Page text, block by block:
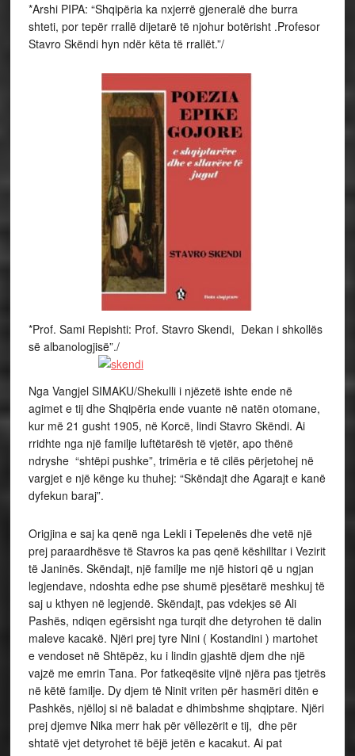
*Arshi PIPA: “Shqipëria ka nxjerrë gjeneralë dhe burra
shteti, por tepër rrallë dijetarë të njohur botërisht .Profesor
Stavro Skëndi hyn ndër këta të rrallët.”/
*Prof. Sami Repishti: Prof. Stavro Skendi, Dekan i shkollës
së albanologjisë”./
Nga Vangjel SIMAKU/Shekulli i njëzetë ishte ende në
agimet e tij dhe Shqipëria ende vuante në natën otomane,
kur më 21 gusht 1905, në Korcë, lindi Stavro Skëndi. Ai
rridhte nga një familje luftëtarësh të vjetër, apo thënë
ndryshe “shtëpi pushke”, trimëria e të cilës përjetohej në
vargjet e një kënge ku thuhej: “Skëndajt dhe Agarajt e kanë
dyfekun baraj”.
Origjina e saj ka qenë nga Lekli i Tepelenës dhe vetë një
prej paraardhësve të Stavros ka pas qenë këshilltar i Vezirit
të Janinës. Skëndajt, një familje me një histori që u ngjan
legjendave, ndoshta edhe pse shumë pjesëtarë meshkuj të
saj u kthyen në legjendë. Skëndajt, pas vdekjes së Ali
Pashës, ndiqen egërsisht nga turqit dhe detyrohen të dalin
maleve kacakë. Njëri prej tyre Nini ( Kostandini ) martohet
e vendoset në Shtëpëz, ku i lindin gjashtë djem dhe një
vajzë me emrin Tana. Por fatkeqësite vijnë njëra pas tjetrës
në këtë familje. Dy djem të Ninit vriten për hasmëri ditën e
Pashkës, njëlloj si në baladat e dhimbshme shqiptare. Njëri
prej djemve Nika merr hak për vëllezërit e tij, dhe për
shtatë vjet detyrohet të bëjë jetën e kacakut. Ai pat